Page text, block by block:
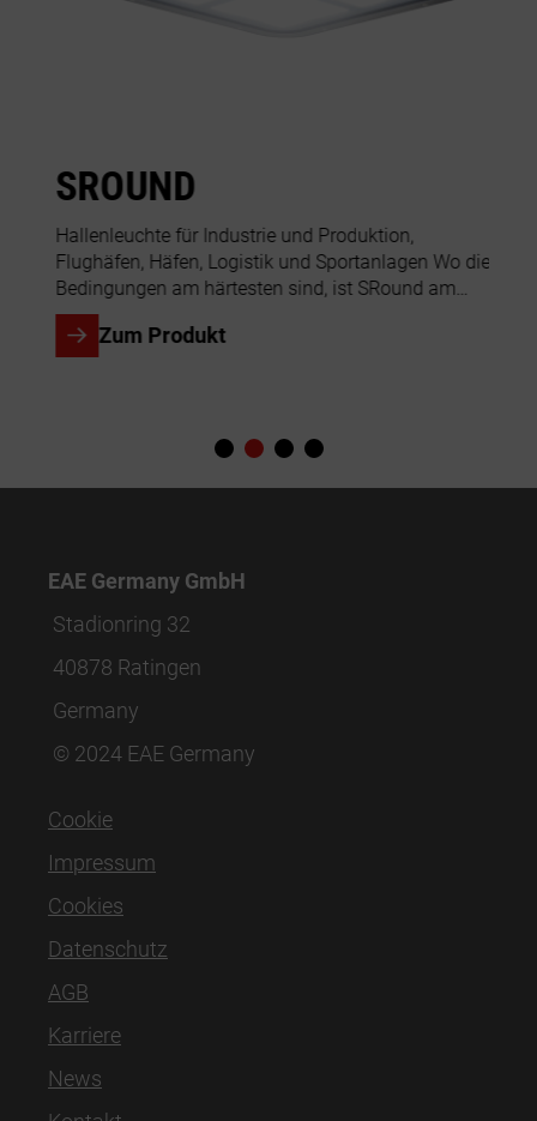
SROUND
Hallenleuchte für Industrie und Produktion,
Flughäfen, Häfen, Logistik und Sportanlagen Wo die
Bedingungen am härtesten sind, ist SRound am
richtigen Platz. Extreme Umgebungstemperaturen
(-40 bis...Zum Produkt
EAE Germany GmbH
Stadionring 32
40878 Ratingen
Germany
© 2024 EAE Germany
Cookie
Impressum
Cookies
Datenschutz
AGB
Karriere
News